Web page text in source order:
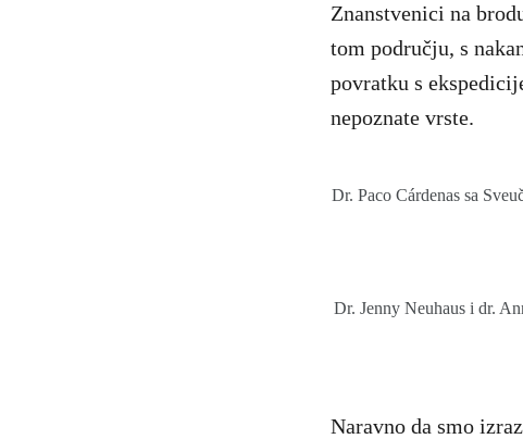
Znanstvenici na
tom području, s
povratku s
nepoznate vrste.
Dr. Paco Cárdenas sa
Dr. Jenny Neuhaus i dr.
Naravno da smo